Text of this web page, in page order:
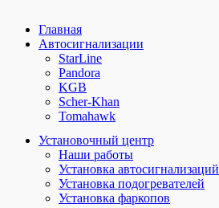
Главная
Автосигнализации
StarLine
Pandora
KGB
Scher-Khan
Tomahawk
Установочный центр
Наши работы
Установка автосигнализаций
Установка подогревателей
Установка фаркопов